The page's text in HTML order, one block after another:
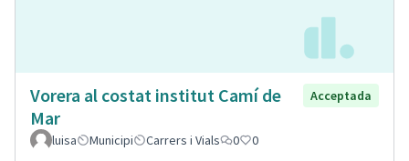
Vorera al costat institut Camí de
Mar
Acceptada
luisa Municipi Carrers i Vials 0 0